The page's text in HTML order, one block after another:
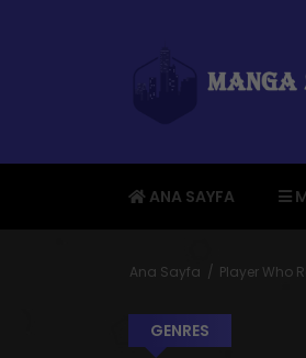
ANA SAYFA
Ana Sayfa Player Who
GENRES